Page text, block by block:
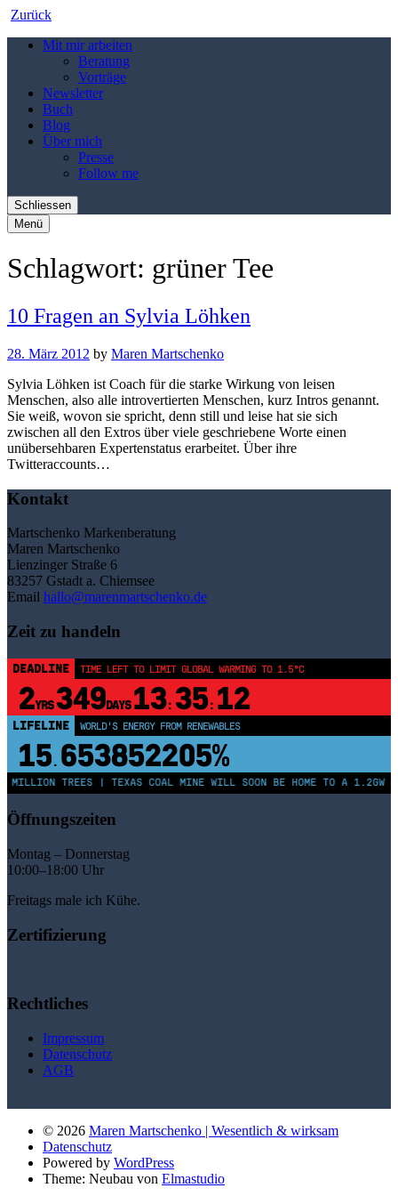
Zurück
Mit mir arbeiten
Beratung
Vorträge
Newsletter
Buch
Blog
Über mich
Presse
Follow me
Schliessen
Menü
Schlagwort: grüner Tee
10 Fragen an Sylvia Löhken
28. März 2012 by Maren Martschenko
Sylvia Löhken ist Coach für die starke Wirkung von leisen
Menschen, also alle introvertierten Menschen, kurz Intros genannt.
Sie weiß, wovon sie spricht, denn still und leise hat sie sich
zwischen all den Extros über viele geschriebene Worte einen
unübersehbaren Expertenstatus erarbeitet. Über ihre
Twitteraccounts…
Kontakt
Martschenko Markenberatung
Maren Martschenko
Lienzinger Straße 6
83257 Gstadt a. Chiemsee
Email hallo@marenmartschenko.de
Zeit zu handeln
DEADLINE TIME LEFT TO LIMIT GLOBAL WARMING TO 1.5°C
2YRS349DAYS 13: 35: 12
LIFELINE WORLD'S ENERGY FROM RENEWABLES
15. 653852205%
MILLION TREES | TEXAS COAL MINE WILL SOON BE HOME TO A 1.2GW
Öffnungszeiten
Montag – Donnerstag
10:00–18:00 Uhr
Freitags male ich Kühe.
Zertifizierung
Rechtliches
Impressum
Datenschutz
AGB
© 2026 Maren Martschenko | Wesentlich & wirksam
Datenschutz
Powered by WordPress
Theme: Neubau von Elmastudio